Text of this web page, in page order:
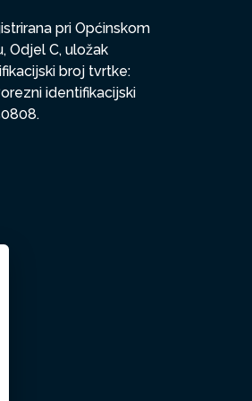
pri Općinskom
Odjel C, uložak
broj tvrtke:
identifikacijski